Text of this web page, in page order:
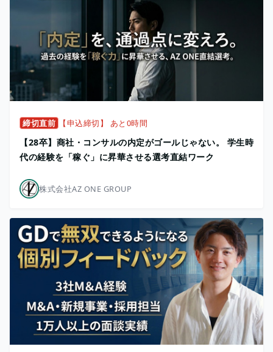
締切直前 【申込締切】 あと0時間
【28卒】商社・コンサルの内定がゴールじゃない。 学生時
代の経験を「稼ぐ」に昇華させる選考直結ワーク
株式会社AZ ONE GROUP